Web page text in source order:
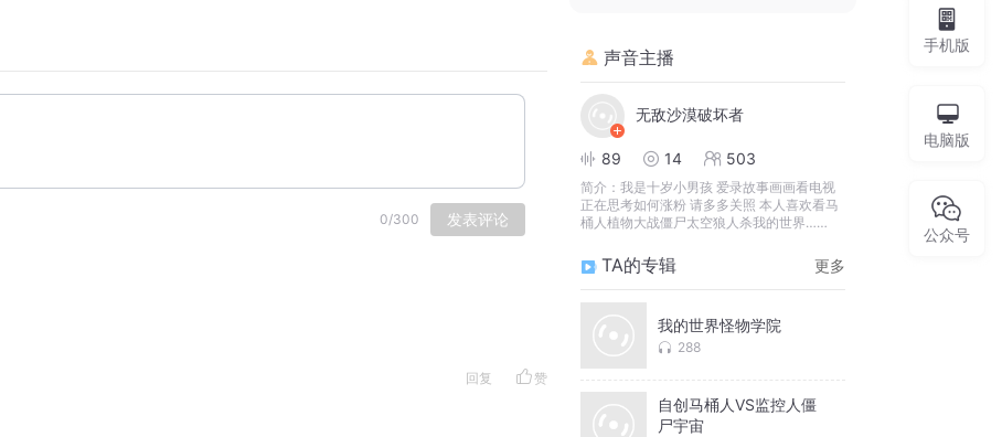
0/300 发表评论
回复 赞
声音主播
无敌沙漠破坏者
89 14 503
简介： 我是十岁小男孩 爱录故事画画看电视
正在思考如何涨粉 请多多关照 本人喜欢看马
桶人植物大战僵尸太空狼人杀我的世界……
TA的专辑 更多
我的世界怪物学院
288
自创马桶人VS监控人僵
尸宇宙
手机版
电脑版
公众号